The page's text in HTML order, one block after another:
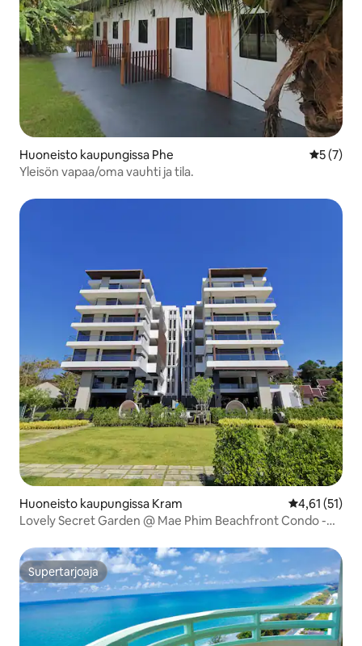
Huoneisto kaupungissa Phe
5 (7)
Yleisön vapaa/oma vauhti ja tila.
Huoneisto kaupungissa Kram
4,61 (51)
Lovely Secret Garden @ Mae Phim Beachfront Condo -
Supertarjoaja
Supertarjoaja